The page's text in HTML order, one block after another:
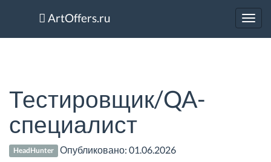
ArtOffers.ru
Тестировщик/QA-
специалист
HeadHunter Опубликовано:01.06.2026